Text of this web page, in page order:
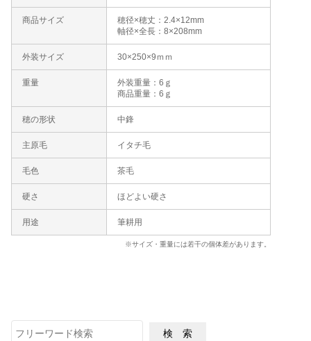
※サイズ・重量には若干の個体差があります。
商品サイズ
穂径×穂丈：2.4×12mm
軸径×全長：8×208mm
外装サイズ 30×250×9ｍｍ
重量
外装重量：6ｇ
商品重量：6ｇ
穂の形状 中鋒
主原毛 イタチ毛
毛色 茶毛
硬さ ほどよい硬さ
用途 筆耕用